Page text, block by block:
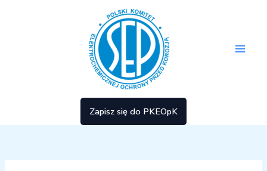
Zapisz się do PKEOpK